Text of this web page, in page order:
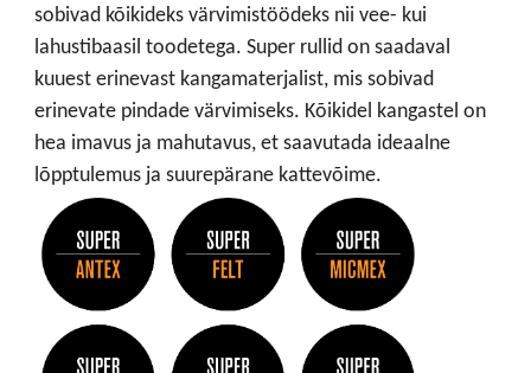
sobivad kõikideks värvimistöödeks nii vee- kui
lahustibaasil toodetega. Super rullid on saadaval
kuuest erinevast kangamaterjalist, mis sobivad
erinevate pindade värvimiseks. Kõikidel kangastel on
hea imavus ja mahutavus, et saavutada ideaalne
lõpptulemus ja suurepärane kattevõime.